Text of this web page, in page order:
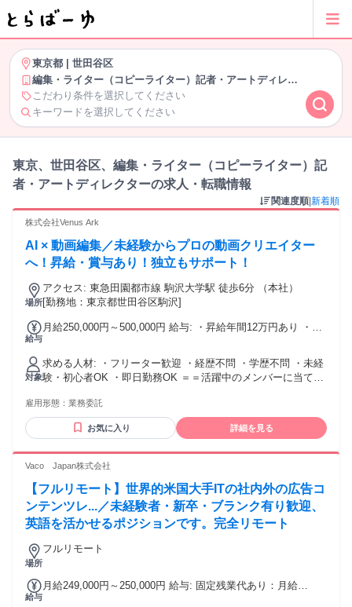
東京都
世田谷区
編集・ライター（コピーライター）記者・アートディレクター
こだわり条件を選択してください
キーワードを選択してください
東京、世田谷区、編集・ライター（コピーライター）記
者・アートディレクターの求人・転職情報
関連度順 新着順
株式会社Venus Ark
AI × 動画編集／未経験からプロの動画クリエイター
へ！昇給・賞与あり！独立もサポート！
場所
アクセス: 東急田園都市線 駒沢大学駅 徒歩6分 （本社）
[勤務地：東京都世田谷区駒沢]
給与
月給250,000円～500,000円 給与: ・昇給年間12万円あり ・賞
対象
求める人材: ・フリーター歓迎 ・経歴不問 ・学歴不問 ・未経
験・初心者OK ・即日勤務OK ＝＝活躍中のメンバーに当ては
ョンが取れる ・受け身でなく積極的に行動できる ・長期的な
目標がある（将来的にはフリーランスを目指していきたい！)
・学び続ける意欲がある ※本求人は未経験者(学習・実務）を
雇用形態： 業務委託
お気に入り 詳細を見る
Vaco Japan株式会社
【フルリモート】世界的米国大手ITの社内外の広告コ
ンテンツレ...／未経験者・新卒・ブランク有り歓迎、
英語を活かせるポジションです。完全リモート
場所
フルリモート
給与
月給249,000円～250,000円 給与: 固定残業代あり：月給